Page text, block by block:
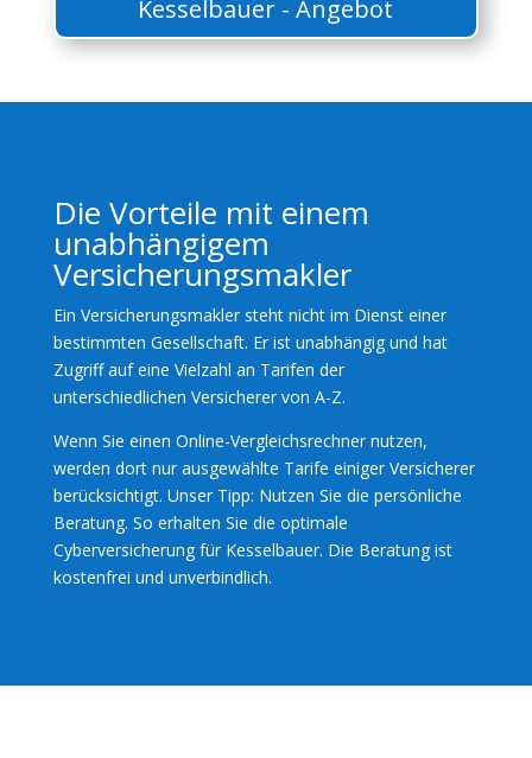
Kesselbauer - Angebot
Die Vorteile mit einem
unabhängigem
Versicherungsmakler
Ein Versicherungsmakler steht nicht im Dienst einer
bestimmten Gesellschaft. Er ist unabhängig und hat
Zugriff auf eine Vielzahl an Tarifen der
unterschiedlichen Versicherer von A-Z.
Wenn Sie einen Online-Vergleichsrechner nutzen,
werden dort nur ausgewählte Tarife einiger Versicherer
berücksichtigt. Unser Tipp: Nutzen Sie die persönliche
Beratung. So erhalten Sie die optimale
Cyberversicherung für Kesselbauer. Die Beratung ist
kostenfrei und unverbindlich.